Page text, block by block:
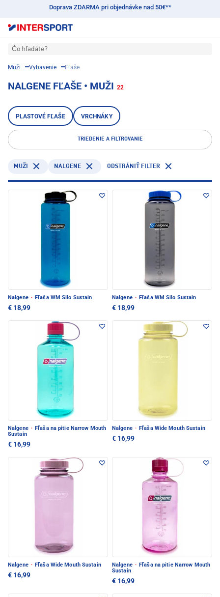
Doprava ZDARMA pri objednávke nad 50€**
Čo hľadáte?
Muži Vybavenie Fľaše
NALGENE FĽAŠE • MUŽI 22
PLASTOVÉ FĽAŠE VRCHNÁKY
TRIEDENIE A FILTROVANIE
MUŽI NALGENE ODSTRÁNIŤ FILTER
Nalgene · Fľaša WM Silo Sustain
€ 18,99
Nalgene · Fľaša WM Silo Sustain
€ 18,99
Nalgene · Fľaša na pitie Narrow Mouth
Sustain
€ 16,99
Nalgene · Fľaša Wide Mouth Sustain
€ 16,99
Nalgene · Fľaša Wide Mouth Sustain
€ 16,99
Nalgene · Fľaša na pitie Narrow Mouth
Sustain
€ 16,99